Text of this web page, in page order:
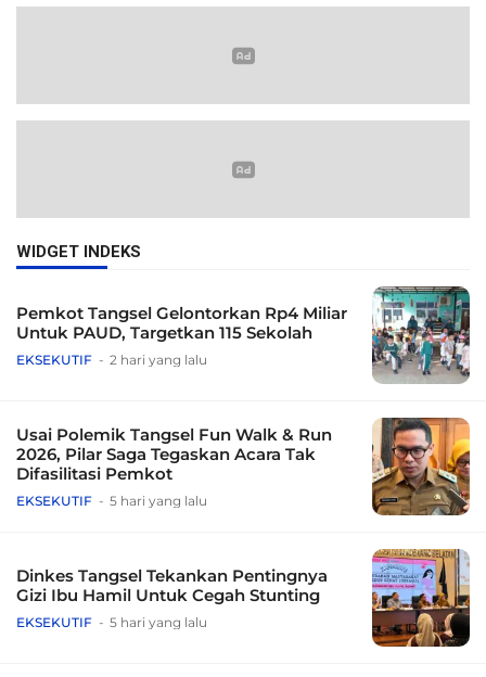
WIDGET INDEKS
Pemkot Tangsel Gelontorkan Rp4 Miliar
Untuk PAUD, Targetkan 115 Sekolah
EKSEKUTIF 2 hari yang lalu
Usai Polemik Tangsel Fun Walk & Run
2026, Pilar Saga Tegaskan Acara Tak
Difasilitasi Pemkot
EKSEKUTIF 5 hari yang lalu
Dinkes Tangsel Tekankan Pentingnya
Gizi Ibu Hamil Untuk Cegah Stunting
EKSEKUTIF 5 hari yang lalu